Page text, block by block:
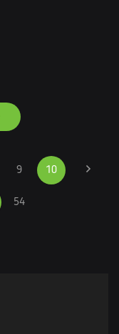
9 10
54